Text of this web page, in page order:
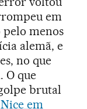
em
menos
alemã, e
no que
O que
brutal
em